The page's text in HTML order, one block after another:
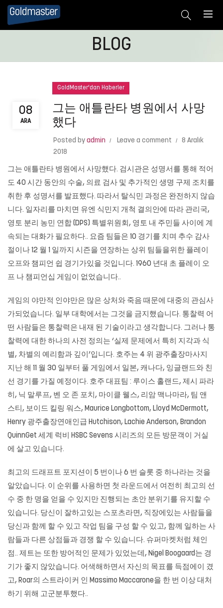
BLOG
08
ARA
GoldMaster'dan Haberler
그는 애틀란타 병원에서 사망
했다
Posted by admin Leave a comment
8 Aralık
2018
그는 애틀란타 병원에서 사망했다. 검시관은 성명서를 통해 적어
도 40 시간 동안의 수술, 의료 검사 및 추가적인 생명 구제 조치를
취한 후 성명서를 발표했다. 따라서 탈식민 과정은 완전하지 않습
니다. 일자리를 마치면 유엔 식민지 개척 결의안에 따라 관리국,
영토 분리 농민 연합 (DPS) 특별위원회, 영토 내 주민들 사이에 계
속되는 대화가 필요하다.. 요즘 팀들은 10 경기를 치며 추수 감사
절이나 12 월 1 일까지 시즌을 연장하는 상위 팀들을위한 플레이
오프와 챔피언 쉽 경기가있을 것입니다. 1960 년대 초 플레이 오
프 나 챔피언십 게임이 없었습니다..
게임의 야만적 인야만은 많은 상처와 죽음 때문에 대중의 관심사
가되었습니다. 일부 대학에서는 그것을 금지했습니다. 통찰력 어
떤 사람들은 통찰력은 내재 된 기술이라고 생각합니다. 그러나 통
찰력에 대한 하나의 사전 정의는 ‘실제 문제에서 특히 지각과 식
별, 차별의 예리함과 깊이’입니다. 호주는 4 위 광주출장마사지
지난 해 11 월 30 일부터 풀 게임에서 일본, 캐나다, 잉글랜드와 친
선 경기를 가질 예정이다. 호주 대표팀 : 루이스 홀랜드, 제시 파라
히, 닉 말루프, 벤 오 존 포치, 마이클 웰스, 리암 맥나마라, 팀 앤
스티, 보이드 킬링 워스, Maurice Longbottom, Lloyd McDermott,
Henry 광주출장연애인급 Hutchison, Lachie Anderson, Brandon
QuinnGet 세계 럭비 HSBC Sevens 시리즈의 모든 방문객이 거실
에 살고 있습니다.
최고의 드래프트 포지션이 5 번이나 6 번 슬롯 중 하나라는 것을
알았습니다. 이 순위를 사용하면 첫 라운드에서 여전히 최고의 선
수 중 한 명을 얻을 수 있지만 진행되는 초안 분위기를 유지할 수
있습니다. 당신이 잘하고있는 스포츠라면, 직장에있는 사람들을
당신과 함께 할 수 있고 작업 팀을 구성 할 수 있고, 함께 일하는 사
람들과 다른 상점들과 경쟁 할 수 있습니다. 슈퍼마켓처럼 체인
점.. 제트는 또한 방어적인 문제가 있었는데, Nigel Boogaard는 경
기가 좋지 않았습니다. 어색해하면서 자신의 목표를 득점에이 겼
고, Roar의 스트라이커 인 Massimo Maccarone을 한 번 이상 대처
하기 위해 고군분투했다..